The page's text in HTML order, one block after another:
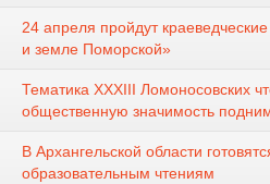
24 апреля пройдут
и земле Поморской»
Тематика ХХХIII Ломоносовских
общественную значимость
В Архангельской области
образовательным чтениям